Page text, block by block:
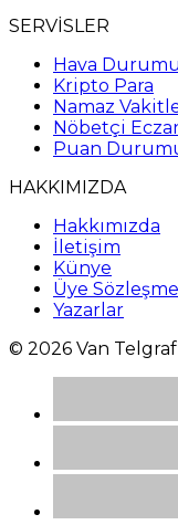
SERVİSLER
Hava Durumu
Kripto Para
Namaz
Nöbetçi
Puan
HAKKIMIZDA
Hakkımızda
İletişim
Künye
Üye
Yazarlar
© 2026 Van Telgraf